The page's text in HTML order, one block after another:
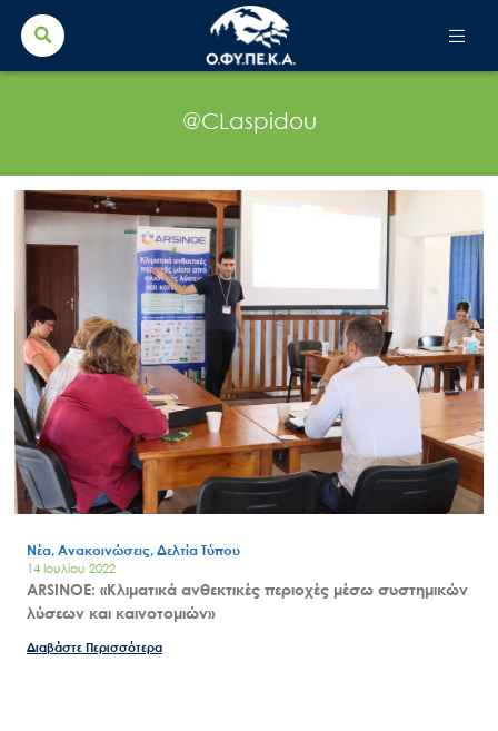
Search
for:
@CLaspidou
Νέα, Ανακοινώσεις, Δελτία Τύπου
14 Ιουλίου 2022
ARSINOE: «Κλιματικά ανθεκτικές περιοχές μέσω συστημικών
λύσεων και καινοτομιών»
Διαβάστε Περισσότερα